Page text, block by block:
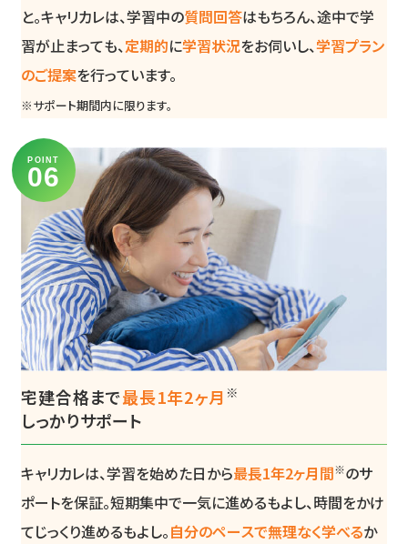
と。キャリカレは、学習中の質問回答はもちろん、途中で学
習が止まっても、定期的に学習状況をお伺いし、学習プラン
のご提案を行っています。
※サポート期間内に限ります。
POINT
宅建合格まで最長1年2ヶ月 ※
しっかりサポート
キャリカレは、学習を始めた日から最長1年2ヶ月間※のサ
ポートを保証。短期集中で一気に進めるもよし、時間をかけ
てじっくり進めるもよし。自分のペースで無理なく学べるか